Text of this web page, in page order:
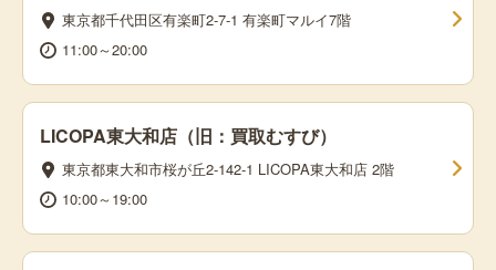
東京都千代田区有楽町2-7-1 有楽町マルイ7階
11:00～20:00
LICOPA東大和店（旧：買取むすび）
東京都東大和市桜が丘2-142-1 LICOPA東大和店 2階
10:00～19:00